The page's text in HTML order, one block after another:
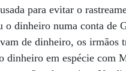
para evitar o
o dinheiro numa conta de
de dinheiro, os irmãos
dinheiro em espécie com